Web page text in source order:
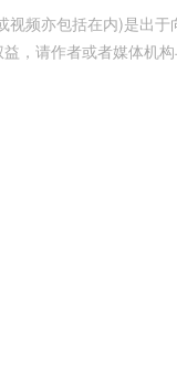
频亦包括在内)是出于
，请作者或者媒体机